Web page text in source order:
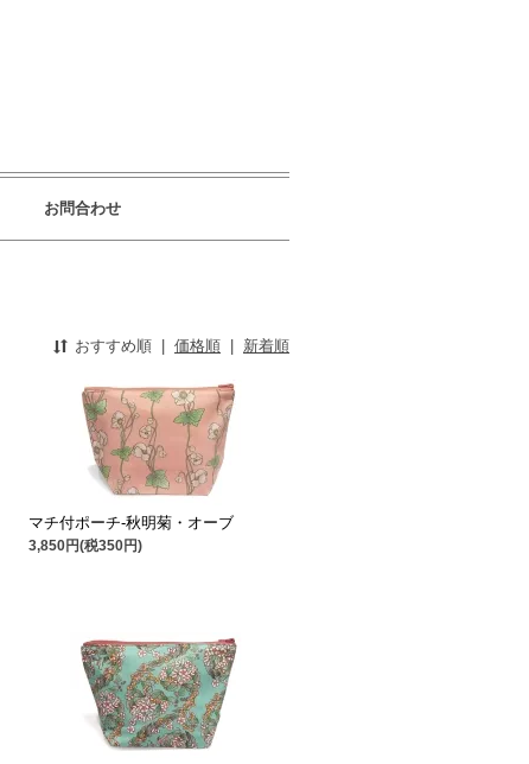
お問合わせ
おすすめ順 価格順 新着順
マチ付ポーチ-秋明菊・オーブ
3,850円(税350円)